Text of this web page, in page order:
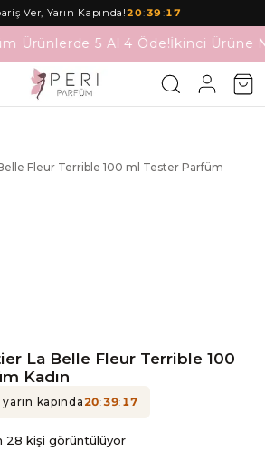
Ver, Yarın Kapında!20:39 :17
Ürünlerde 5 Al 4 Öde!İkinci Ürüne
Fleur Terrible 100 ml Tester Parfüm
La Belle Fleur Terrible 100
Kadın
kapında20:39: 17
28 kişi görüntülüyor